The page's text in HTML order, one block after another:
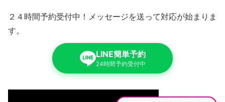
２４時間予約受付中！メッセージを送って対応が始まりま
す。
LINE簡単予約
24時間予約受付中